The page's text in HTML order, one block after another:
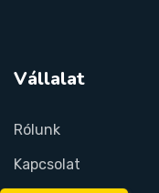
Vállalat
Rólunk
Kapcsolat